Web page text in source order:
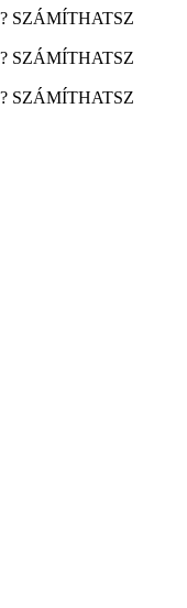
SZÁMÍTHATSZ
SZÁMÍTHATSZ
SZÁMÍTHATSZ